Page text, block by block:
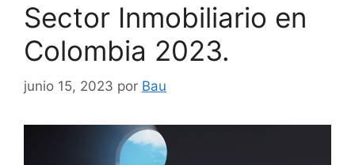
Sector Inmobiliario en
Colombia 2023.
junio 15, 2023 por Bau